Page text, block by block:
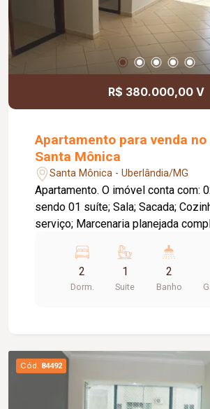
Portão eletrônico; Sistema de
câmeras; Cerca elétrica com
Ambientes amplos, planejados e
padrão de acabamento.
R$ 380.000,00 V
Apartamento para venda
Santa Mônica
Santa Mônica - Uberlândia/MG
Apartamento. O imóvel conta com: 02 quartos,
sendo 01 suíte; Sala; Sacada;
serviço; Marcenaria planejada
Diferenciais: Localizado em
central; Próximo a churrascaria,
farmácias, casa de carnes e
2
Dorm.
1
Suite
2
Banho
Cód. 84492